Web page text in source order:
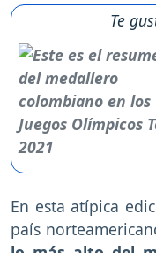
Te
En esta atípica
país